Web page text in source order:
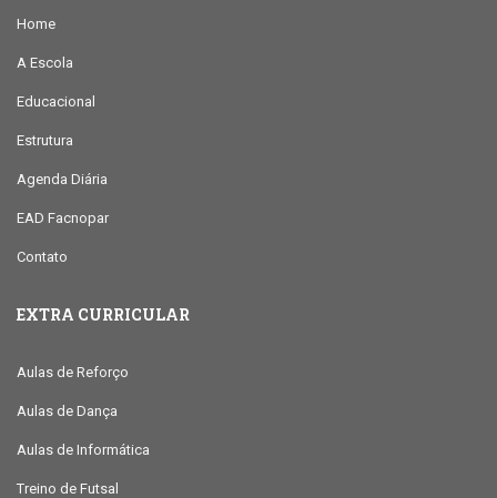
Home
A Escola
Educacional
Estrutura
Agenda Diária
EAD Facnopar
Contato
EXTRA CURRICULAR
Aulas de Reforço
Aulas de Dança
Aulas de Informática
Treino de Futsal